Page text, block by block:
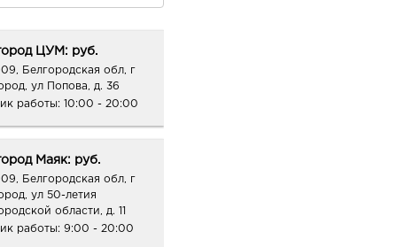
ЦУМ: руб.
Белгородская обл, г
ул Попова, д. 36
работы: 10:00 - 20:00
Маяк: руб.
Белгородская обл, г
ул 50-летия
области, д. 11
работы: 9:00 - 20:00